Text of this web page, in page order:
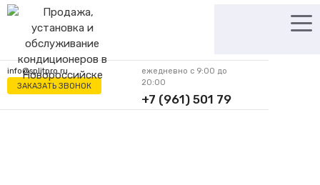
Перейти
содержимому
info@splitpro.ru
ЗАКАЗАТЬ ЗВОНОК
ежедневно с 9:00 до
20:00
+7 (961) 501 79
62